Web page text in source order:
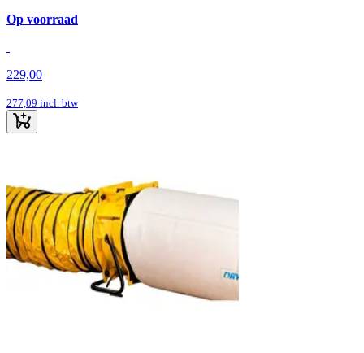
Op voorraad
229,00
277,09 incl. btw